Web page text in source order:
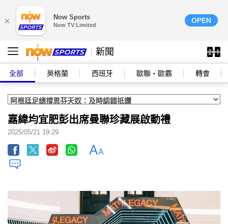
× Now Sports
Now TV Limited
OPEN
新聞
全部 英格蘭 西班牙 歐聯‧歐霸 轉會
嘉緯均宜肥彭出席曼聯珍藏展啟動禮
2025/05/21 19:29